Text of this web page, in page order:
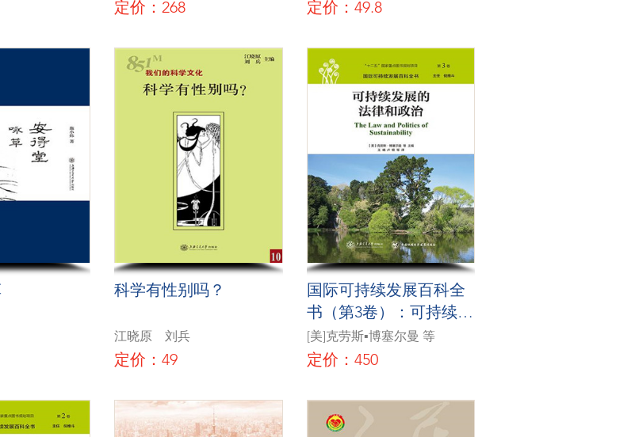
定价：268 定价：49.8
科学有性别吗？
江晓原 刘兵
定价：49
国际可持续发展百科全
书（第3卷）：可持续发
展的法律和政治
[美]克劳斯▪博塞尔曼 等
定价：450